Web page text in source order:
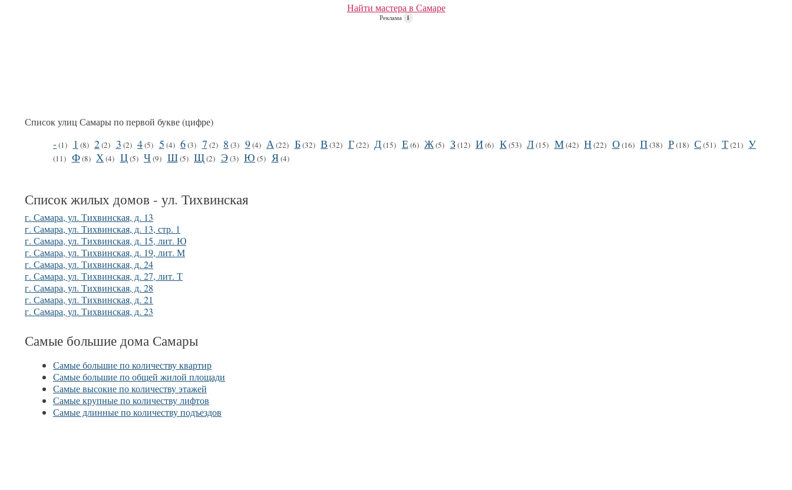
Найти мастера в Самаре
Реклама i
Список улиц Самары по первой букве (цифре)
-(1) 1 (8) 2(2) 3 (2) 4(5) 5 (4) 6(3) 7 (2) 8 (3) 9(4) А (22) Б(32) В (32) Г(22) Д(15) Е (6) Ж(5) З(12) И(6) К(53) Л(15) М(42) Н(22) О(16) П(38) Р(18) С (51) Т(21) У
(11) Ф(8) Х (4) Ц(5) Ч (9) Ш(5) Щ(2) Э(3) Ю (5) Я(4)
Список жилых домов - ул. Тихвинская
г. Самара, ул. Тихвинская, д. 13
г. Самара, ул. Тихвинская, д. 13, стр. 1
г. Самара, ул. Тихвинская, д. 15, лит. Ю
г. Самара, ул. Тихвинская, д. 19, лит. М
г. Самара, ул. Тихвинская, д. 24
г. Самара, ул. Тихвинская, д. 27, лит. Т
г. Самара, ул. Тихвинская, д. 28
г. Самара, ул. Тихвинская, д. 21
г. Самара, ул. Тихвинская, д. 23
Самые большие дома Самары
Самые большие по количеству квартир
Самые большие по общей жилой площади
Самые высокие по количеству этажей
Самые крупные по количеству лифтов
Самые длинные по количеству подъездов